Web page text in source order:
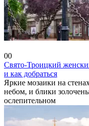
00
Свято-Троицкий
и как добраться
Яркие мозаики на
небом, и блики
ослепительном